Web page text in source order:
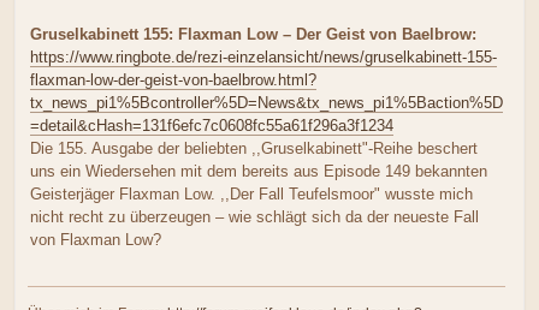
Gruselkabinett 155: Flaxman Low – Der Geist von Baelbrow:
https://www.ringbote.de/rezi-einzelansicht/news/gruselkabinett-155-
flaxman-low-der-geist-von-baelbrow.html?
tx_news_pi1%5Bcontroller%5D=News&tx_news_pi1%5Baction%5D
=detail&cHash=131f6efc7c0608fc55a61f296a3f1234
Die 155. Ausgabe der beliebten ,,Gruselkabinett"-Reihe beschert
uns ein Wiedersehen mit dem bereits aus Episode 149 bekannten
Geisterjäger Flaxman Low. ,,Der Fall Teufelsmoor" wusste mich
nicht recht zu überzeugen – wie schlägt sich da der neueste Fall
von Flaxman Low?